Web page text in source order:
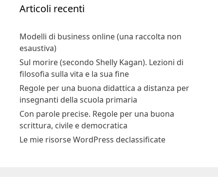
Articoli recenti
Modelli di business online (una raccolta non
esaustiva)
Sul morire (secondo Shelly Kagan). Lezioni di
filosofia sulla vita e la sua fine
Regole per una buona didattica a distanza per
insegnanti della scuola primaria
Con parole precise. Regole per una buona
scrittura, civile e democratica
Le mie risorse WordPress declassificate